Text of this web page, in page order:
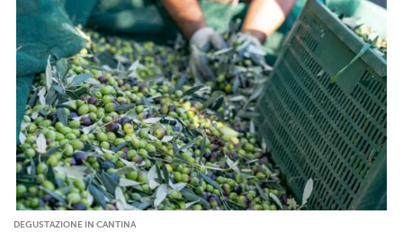
DEGUSTAZIONE IN CANTINA